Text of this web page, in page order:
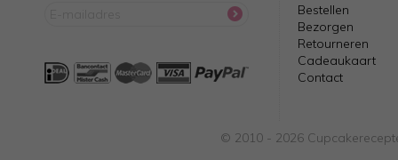
Bestellen
Bezorgen
Retourneren
Cadeaukaart
Contact
© 2010 - 2026